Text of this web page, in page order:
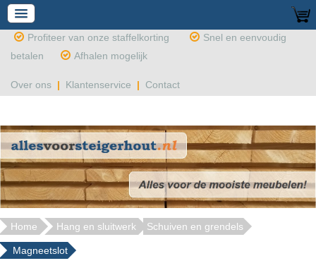
Profiteer van onze staffelkorting
Snel en eenvoudig
betalen
Afhalen mogelijk
Over ons | Klantenservice | Contact
Home Hang en sluitwerk Schuiven en grendels
Magneetslot